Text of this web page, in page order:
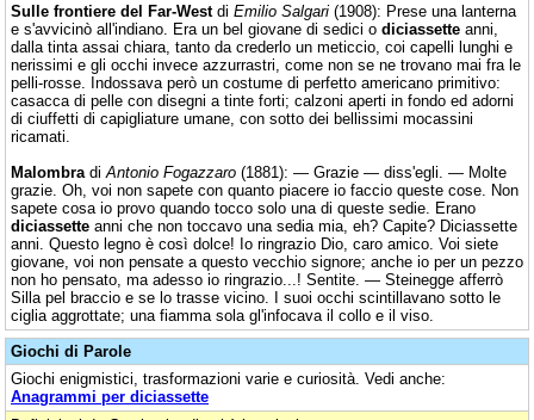
Sulle frontiere del Far-Westdi Emilio Salgari (1908): Prese una lanterna
e s'avvicinò all'indiano. Era un bel giovane di sedici o diciassette anni,
dalla tinta assai chiara, tanto da crederlo un meticcio, coi capelli lunghi e
nerissimi e gli occhi invece azzurrastri, come non se ne trovano mai fra le
pelli-rosse. Indossava però un costume di perfetto americano primitivo:
casacca di pelle con disegni a tinte forti; calzoni aperti in fondo ed adorni
di ciuffetti di capigliature umane, con sotto dei bellissimi mocassini
ricamati.
Malombra di Antonio Fogazzaro (1881): — Grazie — diss'egli. — Molte
grazie. Oh, voi non sapete con quanto piacere io faccio queste cose. Non
sapete cosa io provo quando tocco solo una di queste sedie. Erano
diciassette anni che non toccavo una sedia mia, eh? Capite? Diciassette
anni. Questo legno è così dolce! Io ringrazio Dio, caro amico. Voi siete
giovane, voi non pensate a questo vecchio signore; anche io per un pezzo
non ho pensato, ma adesso io ringrazio...! Sentite. — Steinegge afferrò
Silla pel braccio e se lo trasse vicino. I suoi occhi scintillavano sotto le
ciglia aggrottate; una fiamma sola gl'infocava il collo e il viso.
Giochi di Parole
Giochi enigmistici, trasformazioni varie e curiosità. Vedi anche:
Anagrammi per diciassette